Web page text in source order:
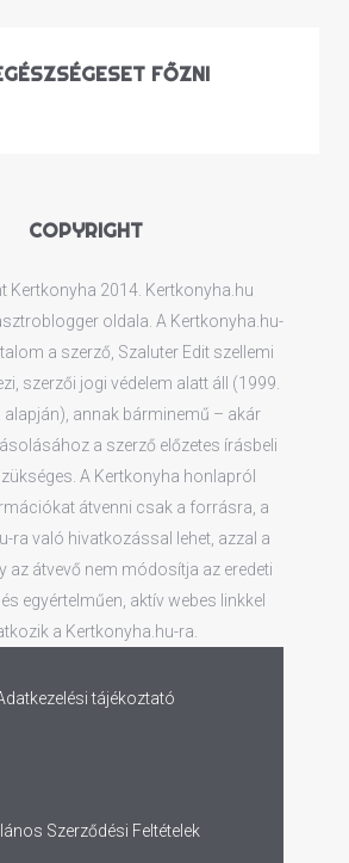
FŐZNI
COPYRIGHT
Kertkonyha 2014. Kertkonyha.hu
oldala. A Kertkonyha.hu-
a szerző, Szaluter Edit szellemi
szerzői jogi védelem alatt áll (1999.
alapján), annak bárminemű – akár
a szerző előzetes írásbeli
A Kertkonyha honlapról
átvenni csak a forrásra, a
ra való hivatkozással lehet, azzal a
az átvevő nem módosítja az eredeti
egyértelműen, aktív webes linkkel
a Kertkonyha.hu-ra.
tájékoztató
Szerződési Feltételek